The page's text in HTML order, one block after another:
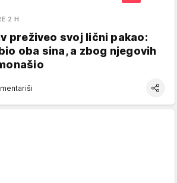
2 H
preživeo svoj lični pakao:
oba sina, a zbog njegovih